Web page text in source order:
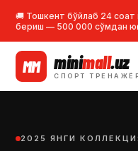
🚚 Тошкент бўйлаб 24 соат
бериш — 500 000 сўмдан
MM minimall.uz
СПОРТ
2025 ЯНГИ